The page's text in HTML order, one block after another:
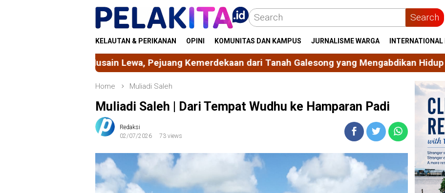
Skip
Search
KELAUTAN & PERIKANAN OPINI KOMUNITAS DAN KAMPUS JURNALISME WARGA INTERNATIONAL
Lewa, Pejuang Kemerdekaan dari Tanah Galesong yang Mengabdikan Hidup untuk Bangsa dan Agama
Home Muliadi Saleh
Muliadi Saleh | Dari Tempat Wudhu ke Hamparan Padi
Redaksi
02/07/2026
73 views